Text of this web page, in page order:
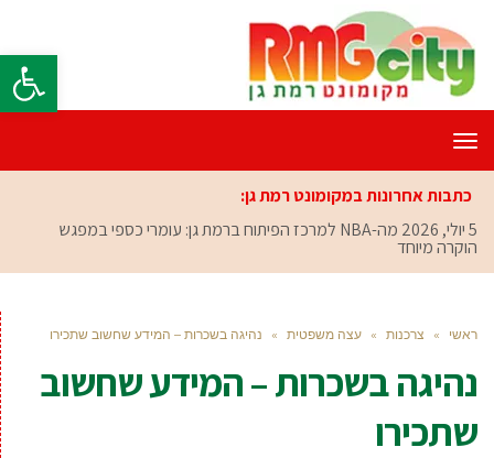
פתח
תפריט
כתבות אחרונות במקומונט רמת גן:
5 יולי, 2026
מה-NBA למרכז הפיתוח ברמת גן: עומרי כספי במפגש
הוקרה מיוחד
ראשי » צרכנות » עצה משפטית » נהיגה בשכרות – המידע שחשוב שתכירו
נהיגה בשכרות – המידע שחשוב
שתכירו